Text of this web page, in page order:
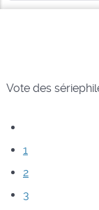
Vote des
1
2
3